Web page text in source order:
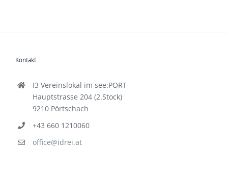
Kontakt
I3 Vereinslokal im see:PORT
Hauptstrasse 204 (2.Stock)
9210 Pörtschach
+43 660 1210060
office@idrei.at